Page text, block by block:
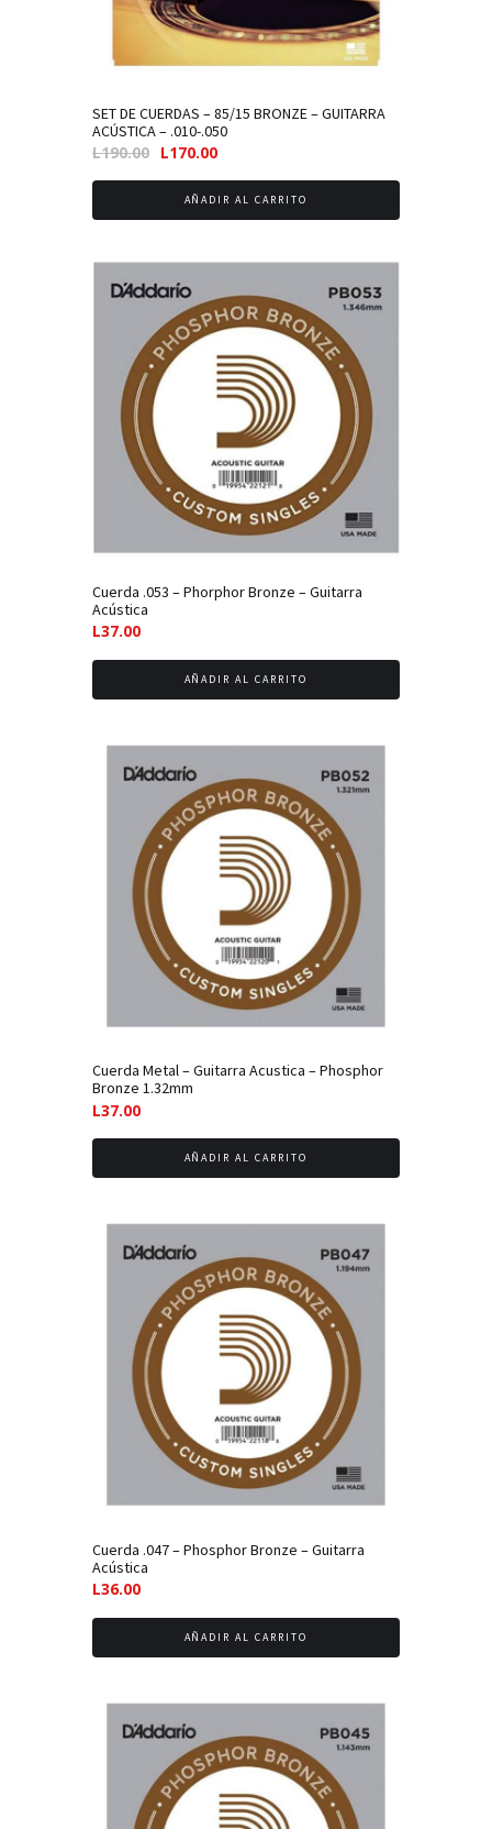
SET DE CUERDAS – 85/15 BRONZE – GUITARRA
ACÚSTICA – .010-.050
L190.00 El
original
era:
L170.00El
actual
es:
AÑADIR AL CARRITO
Cuerda .053 – Phorphor Bronze – Guitarra
Acústica
L37.00
AÑADIR AL CARRITO
Cuerda Metal – Guitarra Acustica – Phosphor
Bronze 1.32mm
L37.00
AÑADIR AL CARRITO
Cuerda .047 – Phosphor Bronze – Guitarra
Acústica
L36.00
AÑADIR AL CARRITO